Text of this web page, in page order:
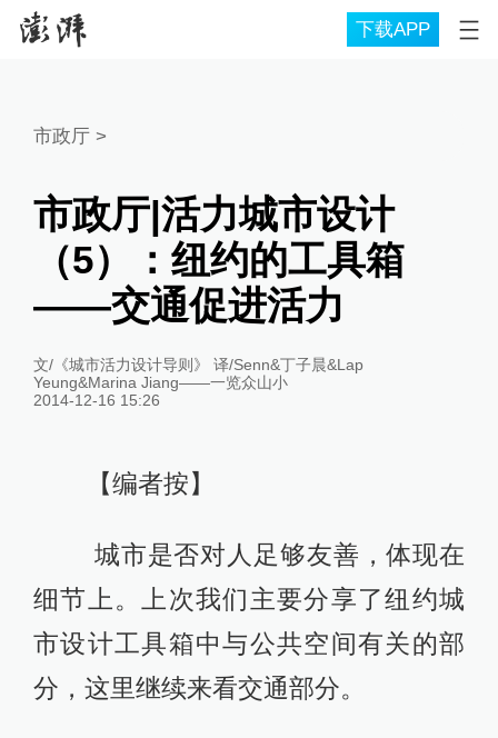
下载APP
市政厅>
市政厅|活力城市设计
（5）：纽约的工具箱
——交通促进活力
文/《城市活力设计导则》 译/Senn&丁子晨&Lap
Yeung&Marina Jiang——一览众山小
2014-12-16 15:26
【编者按】
城市是否对人足够友善，体现在
细节上。上次我们主要分享了纽约城
市设计工具箱中与公共空间有关的部
分，这里继续来看交通部分。